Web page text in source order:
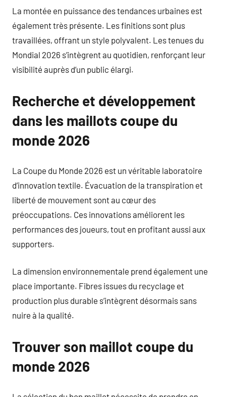
La montée en puissance des tendances urbaines est
également très présente. Les finitions sont plus
travaillées, offrant un style polyvalent. Les tenues du
Mondial 2026 s’intègrent au quotidien, renforçant leur
visibilité auprès d’un public élargi.
Recherche et développement
dans les maillots coupe du
monde 2026
La Coupe du Monde 2026 est un véritable laboratoire
d’innovation textile. Évacuation de la transpiration et
liberté de mouvement sont au cœur des
préoccupations. Ces innovations améliorent les
performances des joueurs, tout en profitant aussi aux
supporters.
La dimension environnementale prend également une
place importante. Fibres issues du recyclage et
production plus durable s’intègrent désormais sans
nuire à la qualité.
Trouver son maillot coupe du
monde 2026